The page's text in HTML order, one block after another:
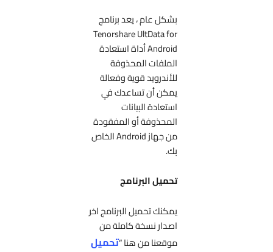
بشكل عام ، يعد برنامج
Tenorshare UltData for
Android أداة استعادة
الملفات المحذوفة
للأندرويد قوية وفعالة
يمكن أن تساعدك في
استعادة البيانات
المحذوفة أو المفقودة
من جهاز Android الخاص
بك.
تحميل البرنامج
يمكنك تحميل البرنامج اخر
اصدار نسخة كاملة من
موقعنا من هنا “تحميل